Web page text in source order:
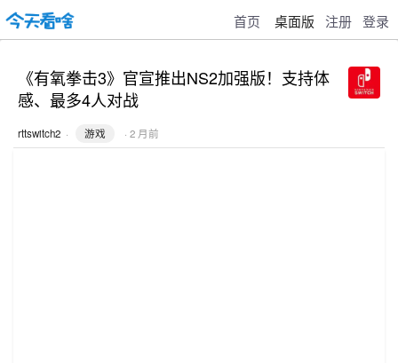
首页 桌面版 注册 登录
《有氧拳击3》官宣推出NS2加强版！支持体
感、最多4人对战
rttswitch2 · 游戏 · 2 月前